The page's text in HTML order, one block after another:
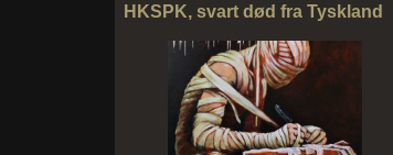
HKSPK, svart død fra Tyskland